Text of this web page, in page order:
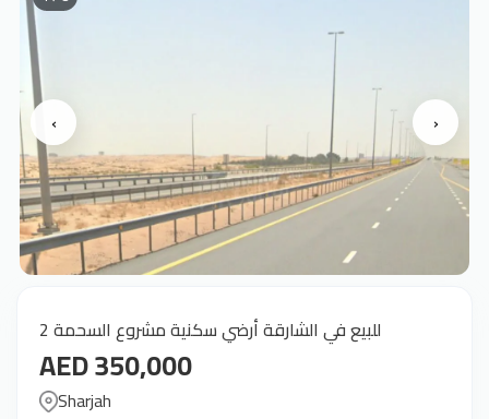
‹ ›
للبيع في الشارقة أرضي سكنية مشروع السحمة 2
AED 350,000
Sharjah